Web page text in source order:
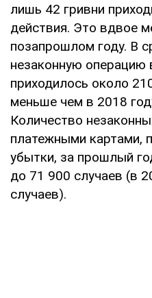
лишь 42 гривни
действия. Это вдвое
позапрошлом году. В
незаконную операцию
приходилось около
меньше чем в 2018
Количество
платежными картами,
убытки, за прошлый
до 71 900 случаев (в
случаев).